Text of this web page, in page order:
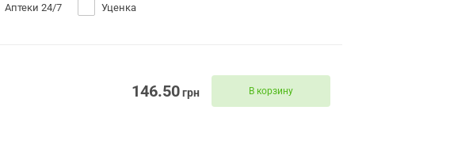
Аптеки 24/7 Уценка
146.50грн В корзину